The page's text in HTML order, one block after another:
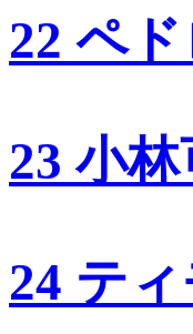
22 ペ
23 小
24 テ